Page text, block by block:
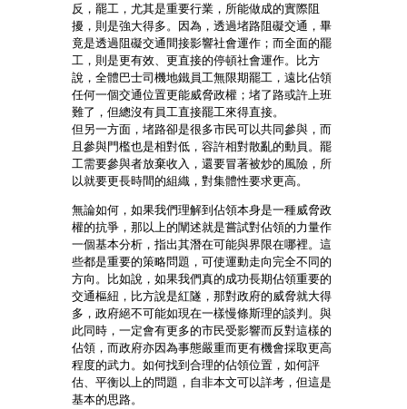
反，罷工，尤其是重要行業，所能做成的實際阻
擾，則是強大得多。因為，透過堵路阻礙交通，畢
竟是透過阻礙交通間接影響社會運作；而全面的罷
工，則是更有效、更直接的停頓社會運作。比方
說，全體巴士司機地鐵員工無限期罷工，遠比佔領
任何一個交通位置更能威脅政權；堵了路或許上班
難了，但總沒有員工直接罷工來得直接。
但另一方面，堵路卻是很多市民可以共同參與，而
且參與門檻也是相對低，容許相對散亂的動員。罷
工需要參與者放棄收入，還要冒著被炒的風險，所
以就要更長時間的組織，對集體性要求更高。
無論如何，如果我們理解到佔領本身是一種威脅政
權的抗爭，那以上的闡述就是嘗試對佔領的力量作
一個基本分析，指出其潛在可能與界限在哪裡。這
些都是重要的策略問題，可使運動走向完全不同的
方向。比如說，如果我們真的成功長期佔領重要的
交通樞紐，比方說是紅隧，那對政府的威脅就大得
多，政府絕不可能如現在一樣慢條斯理的談判。與
此同時，一定會有更多的市民受影響而反對這樣的
佔領，而政府亦因為事態嚴重而更有機會採取更高
程度的武力。如何找到合理的佔領位置，如何評
估、平衡以上的問題，自非本文可以詳考，但這是
基本的思路。